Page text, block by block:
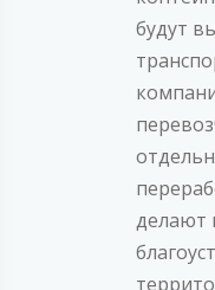
будут
делают